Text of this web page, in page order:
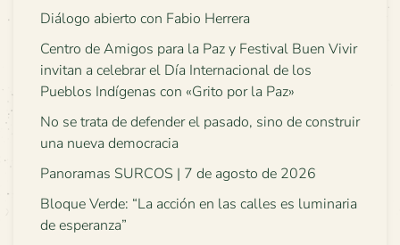
Diálogo abierto con Fabio Herrera
Centro de Amigos para la Paz y Festival Buen Vivir
invitan a celebrar el Día Internacional de los
Pueblos Indígenas con «Grito por la Paz»
No se trata de defender el pasado, sino de construir
una nueva democracia
Panoramas SURCOS | 7 de agosto de 2026
Bloque Verde: “La acción en las calles es luminaria
de esperanza”